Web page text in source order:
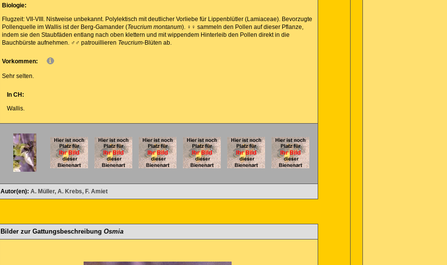
Biologie:
Flugzeit: VII-VIII. Nistweise unbekannt. Polylektisch mit deutlicher Vorliebe für Lippenblütler (Lamiaceae). Bevorzugte
Pollenquelle im Wallis ist der Berg-Gamander (Teucrium montanum). ♀♀ sammeln den Pollen auf dieser Pflanze,
indem sie den Staubfäden entlang nach oben klettern und mit wippendem Hinterleib den Pollen direkt in die
Bauchbürste aufnehmen. ♂♂ patrouillieren Teucrium-Blüten ab.
Vorkommen:
Sehr selten.
In CH:
Wallis.
Autor(en): A. Müller, A. Krebs, F. Amiet
Bilder zur Gattungsbeschreibung Osmia